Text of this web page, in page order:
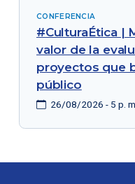
CONFERENCIA
#CulturaÉtica |
valor de la
proyectos que
público
26/08/2026 - 5 p.